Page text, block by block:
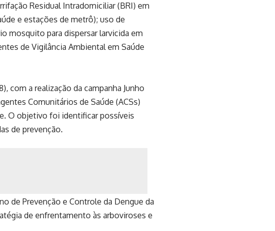
Residual Intradomiciliar (BRI) em
e estações de metrô); uso de
mosquito para dispersar larvicida em
de Vigilância Ambiental em Saúde
com a realização da campanha Junho
Comunitários de Saúde (ACSs)
O objetivo foi identificar possíveis
de prevenção.
de Prevenção e Controle da Dengue da
de enfrentamento às arboviroses e